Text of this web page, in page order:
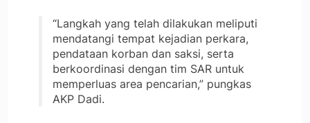
“Langkah yang telah dilakukan meliputi
mendatangi tempat kejadian perkara,
pendataan korban dan saksi, serta
berkoordinasi dengan tim SAR untuk
memperluas area pencarian,” pungkas
AKP Dadi.